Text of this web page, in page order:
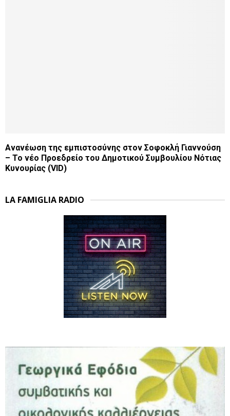
Ανανέωση της εμπιστοσύνης στον Σοφοκλή Γιαννούση
– Το νέο Προεδρείο του Δημοτικού Συμβουλίου Νότιας
Κυνουρίας (VID)
LA FAMIGLIA RADIO